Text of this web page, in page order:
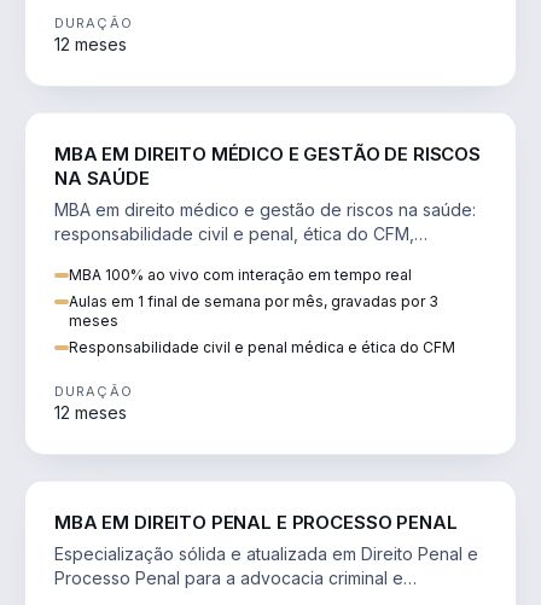
DURAÇÃO
12 meses
MBA EM DIREITO MÉDICO E GESTÃO DE RISCOS
NA SAÚDE
MBA em direito médico e gestão de riscos na saúde:
responsabilidade civil e penal, ética do CFM,
MBA 100% ao vivo com interação em tempo real
Aulas em 1 final de semana por mês, gravadas por 3
meses
Responsabilidade civil e penal médica e ética do CFM
DURAÇÃO
12 meses
MBA EM DIREITO PENAL E PROCESSO PENAL
Especialização sólida e atualizada em Direito Penal e
Processo Penal para a advocacia criminal e